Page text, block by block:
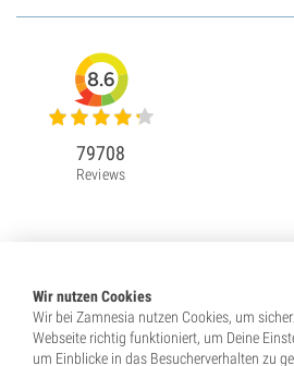
Wir nutzen Cookies
Wir bei Zamnesia nutzen Cookies, um
Webseite richtig funktioniert, um Deine
um Einblicke in das Besucherverhalten zu
8.6
79708
Reviews